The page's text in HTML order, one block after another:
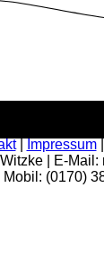
| Impressum|
| E-Mail:
Mobil: (0170)